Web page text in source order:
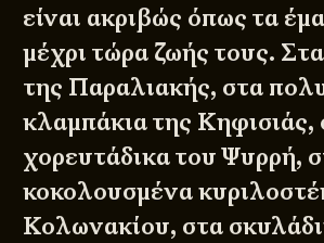
είναι ακριβώς όπως τα
μέχρι τώρα ζωής τους.
της Παραλιακής, στα
κλαμπάκια της Κηφισιάς,
χορευτάδικα του Ψυρρή,
κοκολουσμένα
Κολωνακίου, στα